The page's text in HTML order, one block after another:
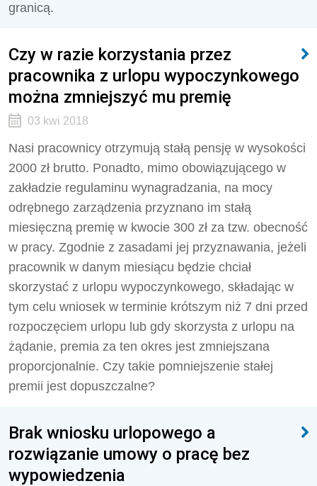
granicą.
Czy w razie korzystania przez
pracownika z urlopu wypoczynkowego
można zmniejszyć mu premię
03 kwi 2018
Nasi pracownicy otrzymują stałą pensję w wysokości
2000 zł brutto. Ponadto, mimo obowiązującego w
zakładzie regulaminu wynagradzania, na mocy
odrębnego zarządzenia przyznano im stałą
miesięczną premię w kwocie 300 zł za tzw. obecność
w pracy. Zgodnie z zasadami jej przyznawania, jeżeli
pracownik w danym miesiącu będzie chciał
skorzystać z urlopu wypoczynkowego, składając w
tym celu wniosek w terminie krótszym niż 7 dni przed
rozpoczęciem urlopu lub gdy skorzysta z urlopu na
żądanie, premia za ten okres jest zmniejszana
proporcjonalnie. Czy takie pomniejszenie stałej
premii jest dopuszczalne?
Brak wniosku urlopowego a
rozwiązanie umowy o pracę bez
wypowiedzenia